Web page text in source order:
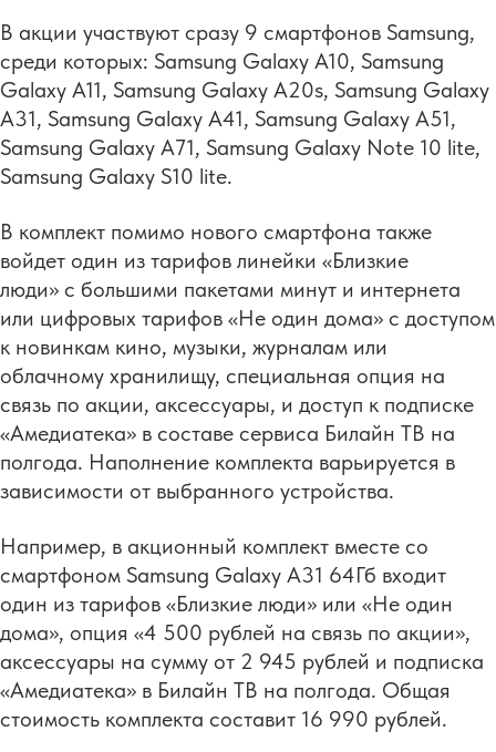
В акции участвуют сразу 9 смартфонов Samsung,
среди которых: Samsung Galaxy A10, Samsung
Galaxy A11, Samsung Galaxy A20s, Samsung Galaxy
A31, Samsung Galaxy A41, Samsung Galaxy A51,
Samsung Galaxy A71, Samsung Galaxy Note 10 lite,
Samsung Galaxy S10 lite.
В комплект помимо нового смартфона также
войдет один из тарифов линейки «Близкие
люди» c большими пакетами минут и интернета
или цифровых тарифов «Не один дома» с доступом
к новинкам кино, музыки, журналам или
облачному хранилищу, специальная опция на
связь по акции, аксессуары, и доступ к подписке
«Амедиатека» в составе сервиса Билайн ТВ на
полгода. Наполнение комплекта варьируется в
зависимости от выбранного устройства.
Например, в акционный комплект вместе со
смартфоном Samsung Galaxy А31 64Гб входит
один из тарифов «Близкие люди» или «Не один
дома», опция «4 500 рублей на связь по акции»,
аксессуары на сумму от 2 945 рублей и подписка
«Амедиатека» в Билайн ТВ на полгода. Общая
стоимость комплекта составит 16 990 рублей.